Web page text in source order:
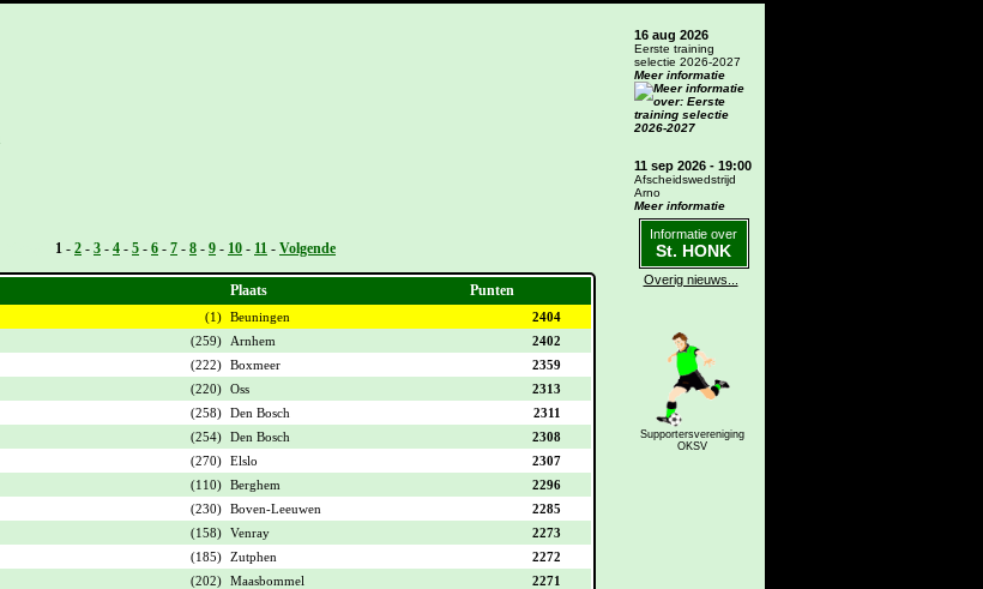
1 - 2 - 3 - 4 - 5 - 6 - 7 - 8 - 9 - 10 - 11 - Volgende
Plaats Punten
(1) Beuningen
2404
(259) Arnhem
2402
(222) Boxmeer
2359
(220) Oss
2313
(258) Den Bosch
2311
(254) Den Bosch
2308
(270) Elslo
2307
(110) Berghem
2296
(230) Boven-Leeuwen
2285
(158) Venray
2273
(185) Zutphen
2272
(202) Maasbommel
2271
16 aug 2026
Eerste training
selectie 2026-2027
Meer informatie
11 sep 2026 - 19:00
Afscheidswedstrijd
Arno
Meer informatie
Informatie over
St. HONK
Overig nieuws...
Supportersvereniging
OKSV